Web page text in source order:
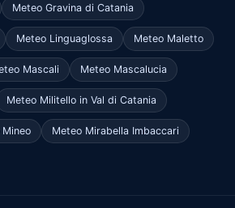
Meteo Gravina di Catania
Meteo Linguaglossa Meteo Maletto
Mascali Meteo Mascalucia
Meteo Militello in Val di Catania
Meteo Mirabella Imbaccari